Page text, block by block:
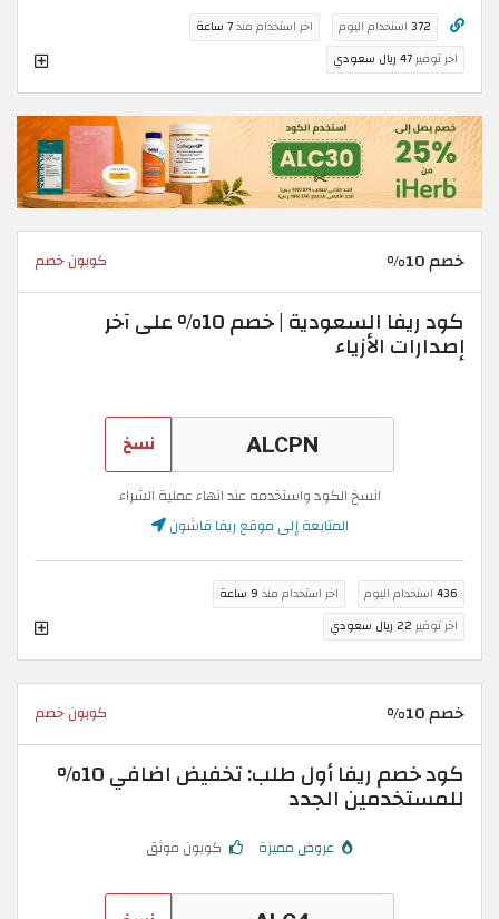
372 استخدام اليوم اخر استخدام منذ7 ساعة
اخر توفير47 ريال سعودي
خصم 10% كوبون خصم
كود ريفا السعودية | خصم 10% على آخر
إصدارات الأزياء
نسخ
انسخ الكود واستخدمه عند انهاء عملية الشراء
المتابعة إلى موقع ريفا فاشون
436 استخدام اليوم اخر استخدام منذ 9 ساعة
اخر توفير 22 ريال سعودي
خصم 10% كوبون خصم
كود خصم ريفا أول طلب: تخفيض اضافي 10%
للمستخدمين الجدد
عروض مميزة كوبون موثق